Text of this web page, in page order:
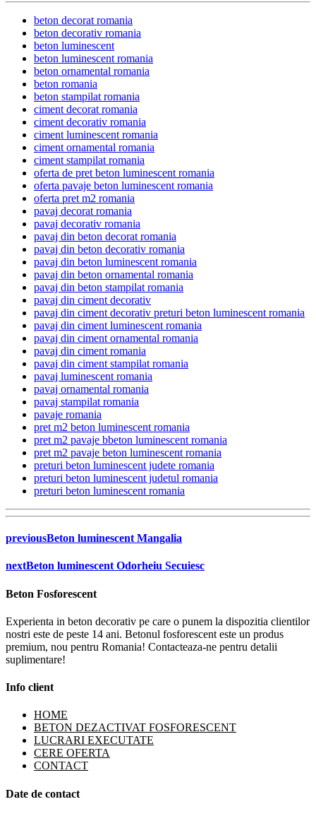
beton decorat romania
beton decorativ romania
beton luminescent
beton luminescent romania
beton ornamental romania
beton romania
beton stampilat romania
ciment decorat romania
ciment decorativ romania
ciment luminescent romania
ciment ornamental romania
ciment stampilat romania
oferta de pret beton luminescent romania
oferta pavaje beton luminescent romania
oferta pret m2 romania
pavaj decorat romania
pavaj decorativ romania
pavaj din beton decorat romania
pavaj din beton decorativ romania
pavaj din beton luminescent romania
pavaj din beton ornamental romania
pavaj din beton stampilat romania
pavaj din ciment decorativ
pavaj din ciment decorativ preturi beton luminescent romania
pavaj din ciment luminescent romania
pavaj din ciment ornamental romania
pavaj din ciment romania
pavaj din ciment stampilat romania
pavaj luminescent romania
pavaj ornamental romania
pavaj stampilat romania
pavaje romania
pret m2 beton luminescent romania
pret m2 pavaje bbeton luminescent romania
pret m2 pavaje beton luminescent romania
preturi beton luminescent judete romania
preturi beton luminescent judetul romania
preturi beton luminescent romania
previousBeton luminescent Mangalia
nextBeton luminescent Odorheiu Secuiesc
Beton Fosforescent
Experienta in beton decorativ pe care o punem la dispozitia clientilor
nostri este de peste 14 ani. Betonul fosforescent este un produs
premium, nou pentru Romania! Contacteaza-ne pentru detalii
suplimentare!
Info client
HOME
BETON DEZACTIVAT FOSFORESCENT
LUCRARI EXECUTATE
CERE OFERTA
CONTACT
Date de contact